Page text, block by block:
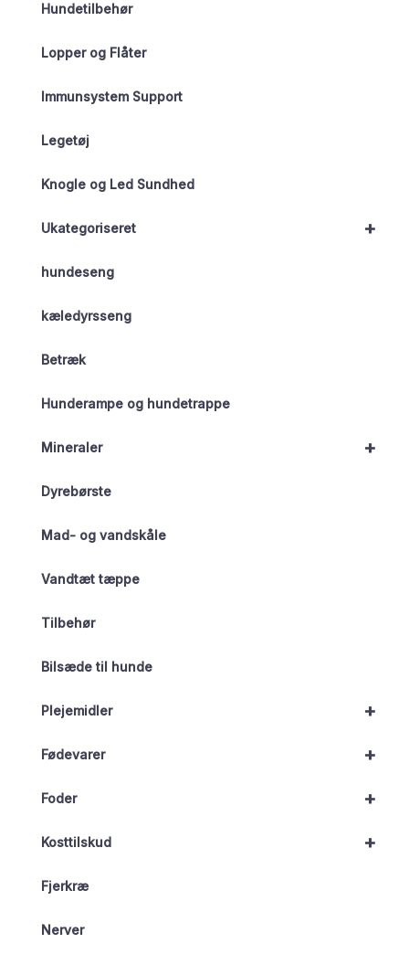
Hundetilbehør
Lopper og Flåter
Immunsystem Support
Legetøj
Knogle og Led Sundhed
+
Ukategoriseret
hundeseng
kæledyrsseng
Betræk
Hunderampe og hundetrappe
+
Mineraler
Dyrebørste
Mad- og vandskåle
Vandtæt tæppe
Tilbehør
Bilsæde til hunde
+
Plejemidler
+
Fødevarer
+
Foder
+
Kosttilskud
Fjerkræ
Nerver